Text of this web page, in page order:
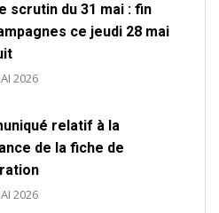
scrutin du 31 mai : fin
ce jeudi 28 mai
2026
relatif à la
de la fiche de
2026